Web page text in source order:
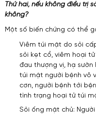
Thứ hai, nếu không điều trị
không?
Một số biến chứng có thể
Viêm túi mật do sỏi
sỏi kẹt cổ, viêm hoại
đau thượng vị, hạ
túi mật người bệnh vô
cơn, người bệnh tới
tình trạng hoại tử túi
Sỏi ống mật chủ: